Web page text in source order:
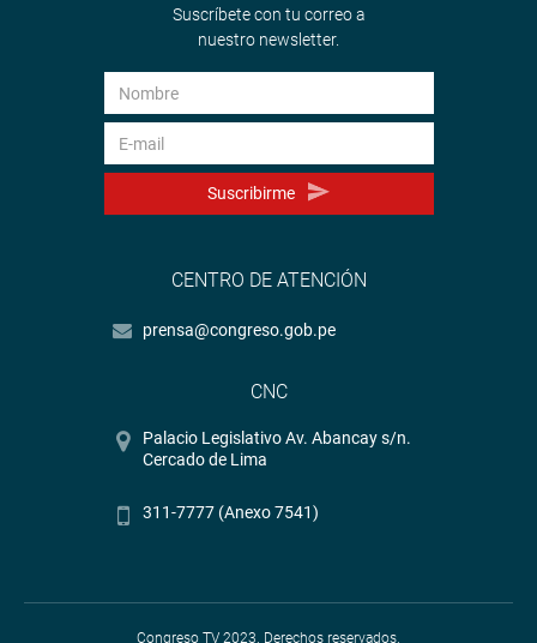
Suscríbete con tu correo a
nuestro newsletter.
Suscribirme
CENTRO DE ATENCIÓN
prensa@congreso.gob.pe
CNC
Palacio Legislativo Av. Abancay s/n.
Cercado de Lima
311-7777 (Anexo 7541)
Congreso TV 2023. Derechos reservados.